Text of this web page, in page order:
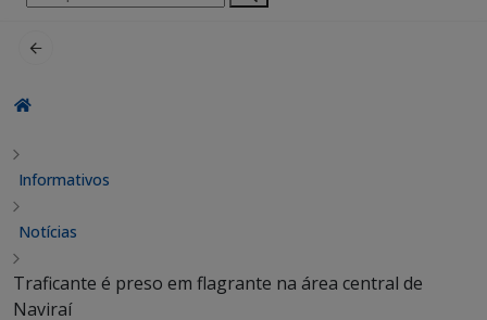
por:
Informativos
Notícias
Traficante é preso em flagrante na área central de
Naviraí